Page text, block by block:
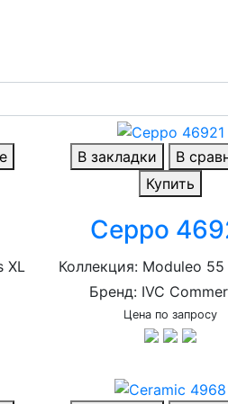
XL
В закладки
В
Купить
Ceppo
Коллекция: Moduleo 55
Бренд: IVC
Цена по запросу